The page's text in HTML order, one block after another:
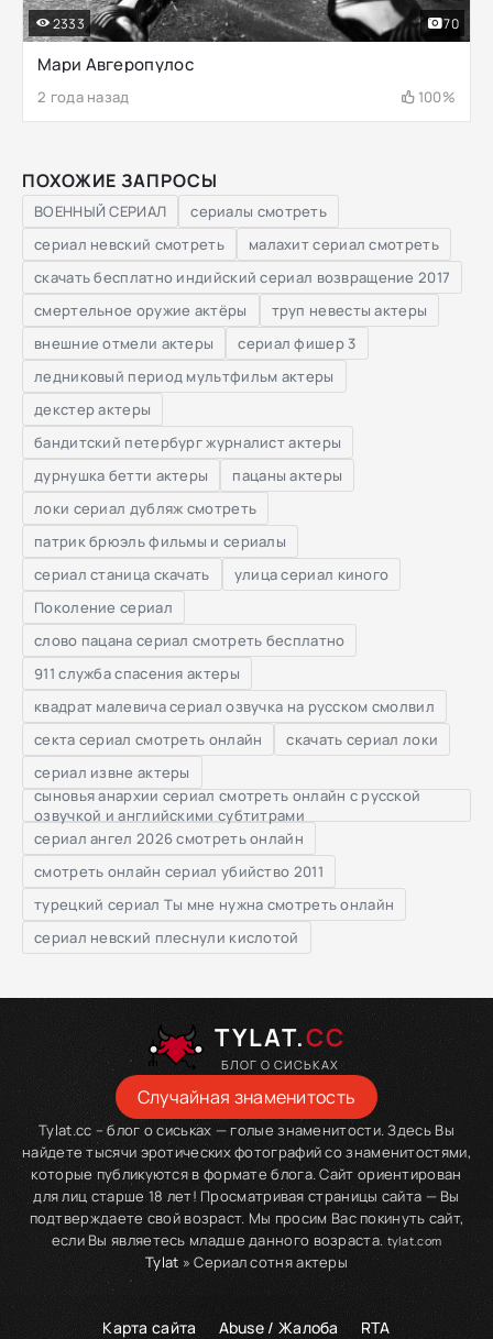
Мари Авгеропулос
2 года назад 100%
2333 70
ПОХОЖИЕ ЗАПРОСЫ
ВОЕННЫЙ СЕРИАЛ
сериалы смотреть
сериал невский смотреть
малахит сериал смотреть
скачать бесплатно индийский сериал возвращение 2017
смертельное оружие актёры
труп невесты актеры
внешние отмели актеры
сериал фишер 3
ледниковый период мультфильм актеры
декстер актеры
бандитский петербург журналист актеры
дурнушка бетти актеры
пацаны актеры
локи сериал дубляж смотреть
патрик брюэль фильмы и сериалы
сериал станица скачать
улица сериал киного
Поколение сериал
слово пацана сериал смотреть бесплатно
911 служба спасения актеры
квадрат малевича сериал озвучка на русском смолвил
секта сериал смотреть онлайн
скачать сериал локи
сериал извне актеры
сыновья анархии сериал смотреть онлайн с русской
озвучкой и английскими субтитрами
сериал ангел 2026 смотреть онлайн
смотреть онлайн сериал убийство 2011
турецкий сериал Ты мне нужна смотреть онлайн
сериал невский плеснули кислотой
TYLAT.CC
БЛОГ О СИСЬКАХ
Случайная знаменитость
Tylat.cc – блог о сиськах — голые знаменитости. Здесь Вы
найдете тысячи эротических фотографий со знаменитостями,
которые публикуются в формате блога. Сайт ориентирован
для лиц старше 18 лет! Просматривая страницы сайта — Вы
подтверждаете свой возраст. Мы просим Вас покинуть сайт,
если Вы являетесь младше данного возраста. tylat.com
Tylat » Сериал сотня актеры
Карта сайта Abuse / Жалоба RTA